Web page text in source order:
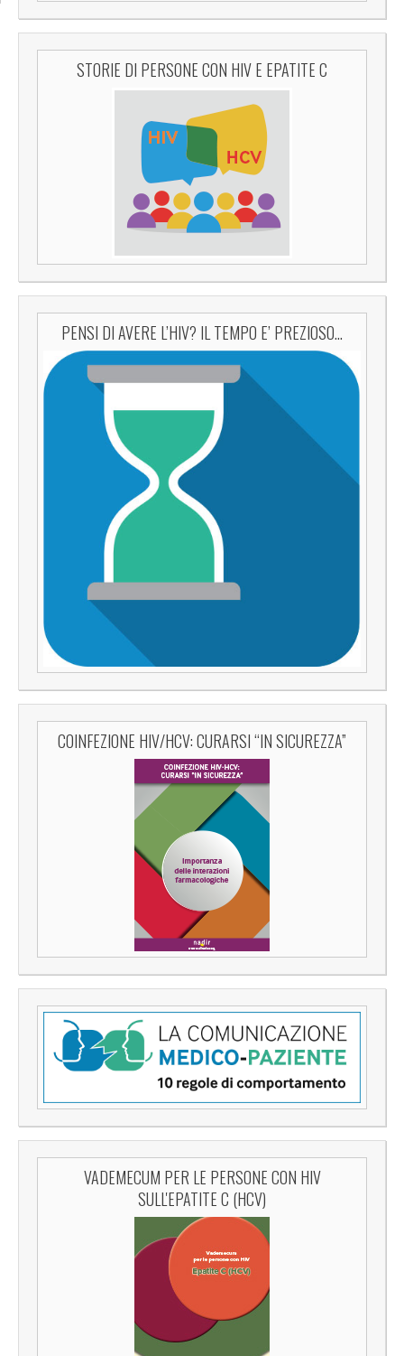
STORIE DI PERSONE CON HIV E EPATITE C
PENSI DI AVERE L’HIV? IL TEMPO E’ PREZIOSO…
COINFEZIONE HIV/HCV: CURARSI “IN SICUREZZA”
VADEMECUM PER LE PERSONE CON HIV
SULL'EPATITE C (HCV)